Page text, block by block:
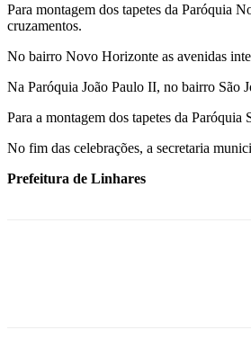
Para montagem dos tapetes da Paróquia
cruzamentos.
No bairro Novo Horizonte as avenidas
Na Paróquia João Paulo II, no bairro São
Para a montagem dos tapetes da
No fim das celebrações, a secretaria
Prefeitura de Linhares